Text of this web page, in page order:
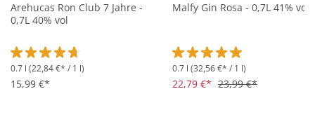
Arehucas Ron Club 7 Jahre -
0,7L 40% vol
Durchschnittliche Bewertung von 4.6 von 5 Sternen
0.7 l (22,84 €* / 1 l)
15,99 €*
Malfy Gin Rosa - 0,7L 41% vol
Durchschnittliche
0.7 l (32,56 €* / 1 l)
22,79 €* 23,99 €*